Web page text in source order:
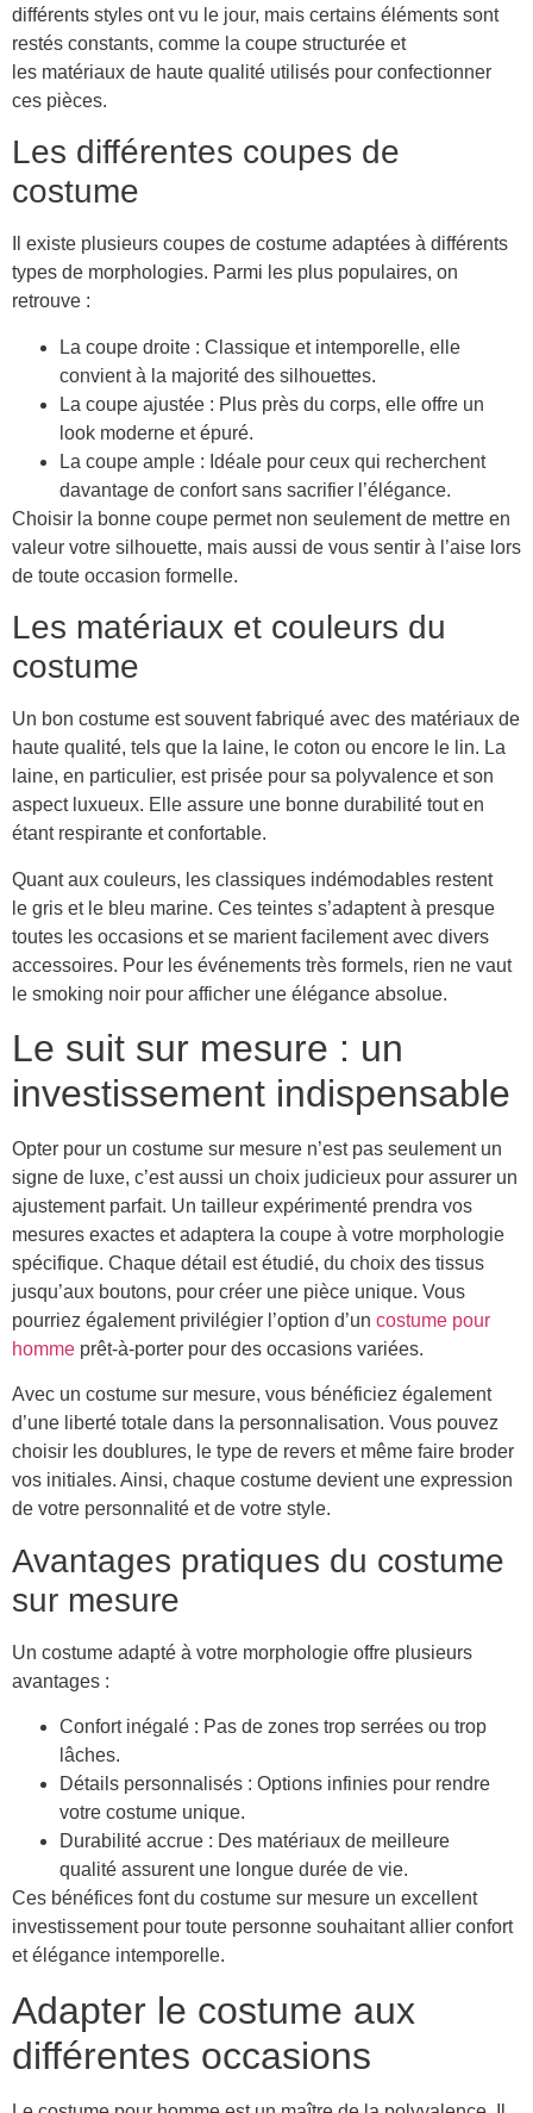
différents styles ont vu le jour, mais certains éléments sont
restés constants, comme la coupe structurée et
les matériaux de haute qualité utilisés pour confectionner
ces pièces.
Les différentes coupes de
costume
Il existe plusieurs coupes de costume adaptées à différents
types de morphologies. Parmi les plus populaires, on
retrouve :
La coupe droite : Classique et intemporelle, elle
convient à la majorité des silhouettes.
La coupe ajustée : Plus près du corps, elle offre un
look moderne et épuré.
La coupe ample : Idéale pour ceux qui recherchent
davantage de confort sans sacrifier l’élégance.
Choisir la bonne coupe permet non seulement de mettre en
valeur votre silhouette, mais aussi de vous sentir à l’aise lors
de toute occasion formelle.
Les matériaux et couleurs du
costume
Un bon costume est souvent fabriqué avec des matériaux de
haute qualité, tels que la laine, le coton ou encore le lin. La
laine, en particulier, est prisée pour sa polyvalence et son
aspect luxueux. Elle assure une bonne durabilité tout en
étant respirante et confortable.
Quant aux couleurs, les classiques indémodables restent
le gris et le bleu marine. Ces teintes s’adaptent à presque
toutes les occasions et se marient facilement avec divers
accessoires. Pour les événements très formels, rien ne vaut
le smoking noir pour afficher une élégance absolue.
Le suit sur mesure : un
investissement indispensable
Opter pour un costume sur mesure n’est pas seulement un
signe de luxe, c’est aussi un choix judicieux pour assurer un
ajustement parfait. Un tailleur expérimenté prendra vos
mesures exactes et adaptera la coupe à votre morphologie
spécifique. Chaque détail est étudié, du choix des tissus
jusqu’aux boutons, pour créer une pièce unique. Vous
pourriez également privilégier l’option d’un costume pour
homme prêt-à-porter pour des occasions variées.
Avec un costume sur mesure, vous bénéficiez également
d’une liberté totale dans la personnalisation. Vous pouvez
choisir les doublures, le type de revers et même faire broder
vos initiales. Ainsi, chaque costume devient une expression
de votre personnalité et de votre style.
Avantages pratiques du costume
sur mesure
Un costume adapté à votre morphologie offre plusieurs
avantages :
Confort inégalé : Pas de zones trop serrées ou trop
lâches.
Détails personnalisés : Options infinies pour rendre
votre costume unique.
Durabilité accrue : Des matériaux de meilleure
qualité assurent une longue durée de vie.
Ces bénéfices font du costume sur mesure un excellent
investissement pour toute personne souhaitant allier confort
et élégance intemporelle.
Adapter le costume aux
différentes occasions